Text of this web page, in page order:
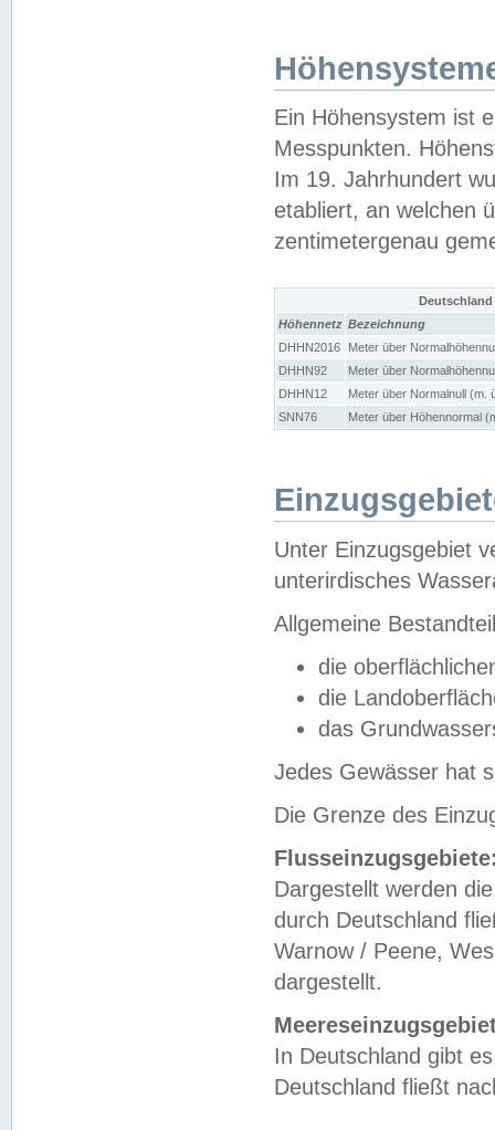
Ein Höhensystem ist
Messpunkten.
Im 19. Jahrhundert
etabliert, an welchen
zentimetergenau
Höhennetz Bezeichnung
DHHN2016
Meter über
DHHN92
Meter über
DHHN12
Meter über Normalnull (m.
SNN76
Meter über Höhennormal
Unter Einzugsgebiet
unterirdisches
Allgemeine
die
die
das
Jedes Gewässer hat
Die Grenze des
Dargestellt werden
durch Deutschland
Warnow / Peene,
dargestellt.
In Deutschland gibt
Deutschland fließt